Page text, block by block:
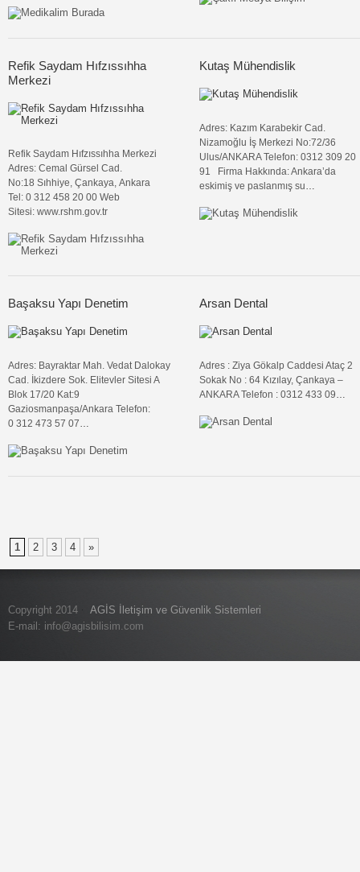
Refik Saydam Hıfzıssıhha
Merkezi
Refik Saydam Hıfzıssıhha Merkezi
Adres: Cemal Gürsel Cad.
No:18 Sıhhiye, Çankaya, Ankara
Tel: 0 312 458 20 00 Web
Sitesi: www.rshm.gov.tr
Kutaş Mühendislik
Adres: Kazım Karabekir Cad.
Nizamoğlu İş Merkezi No:72/36
Ulus/ANKARA Telefon: 0312 309 20
91 Firma Hakkında: Ankara’da
eskimiş ve paslanmış su
Başaksu Yapı Denetim
Adres: Bayraktar Mah. Vedat Dalokay
Cad. İkizdere Sok. Elitevler Sitesi A
Blok 17/20 Kat:9
Gaziosmanpaşa/Ankara Telefon:
0 312 473 57 07
Arsan Dental
Adres : Ziya Gökalp Caddesi Ataç 2
Sokak No : 64 Kızılay, Çankaya –
ANKARA Telefon : 0312 433 09
1 2 3 4 »
Copyright 2014
AGİS İletişim ve Güvenlik Sistemleri
E-mail: info@agisbilisim.com